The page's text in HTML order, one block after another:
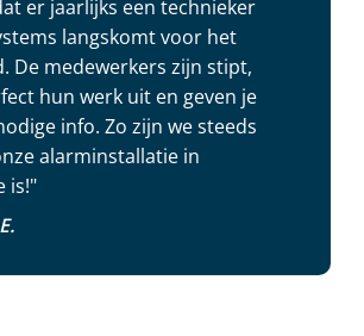
er jaarlijks een technieker
langskomt voor het
De medewerkers zijn stipt,
hun werk uit en geven je
info. Zo zijn we steeds
alarminstallatie in
is!"